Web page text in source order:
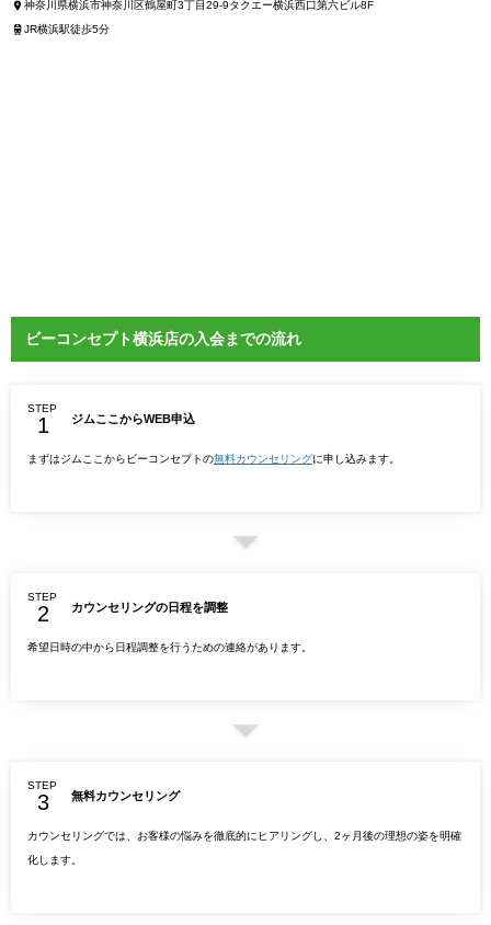
神奈川県横浜市神奈川区鶴屋町3丁目29-9タクエー横浜西口第六ビル8F
JR横浜駅徒歩5分
ビーコンセプト横浜店の入会までの流れ
STEP
ジムここからWEB申込
まずはジムここからビーコンセプトの無料カウンセリングに申し込みます。
STEP
カウンセリングの日程を調整
希望日時の中から日程調整を行うための連絡があります。
STEP
無料カウンセリング
カウンセリングでは、お客様の悩みを徹底的にヒアリングし、2ヶ月後の理想の姿を明確
化します。